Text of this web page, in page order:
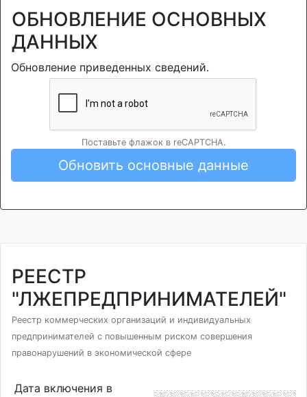
ОБНОВЛЕНИЕ ОСНОВНЫХ
ДАННЫХ
Обновление приведенных сведений.
Поставьте флажок в reCAPTCHA.
Обновить основные данные
РЕЕСТР
"ЛЖЕПРЕДПРИНИМАТЕЛЕЙ"
Реестр коммерческих организаций и индивидуальных
предпринимателей с повышенным риском совершения
правонарушений в экономической сфере
Дата включения в